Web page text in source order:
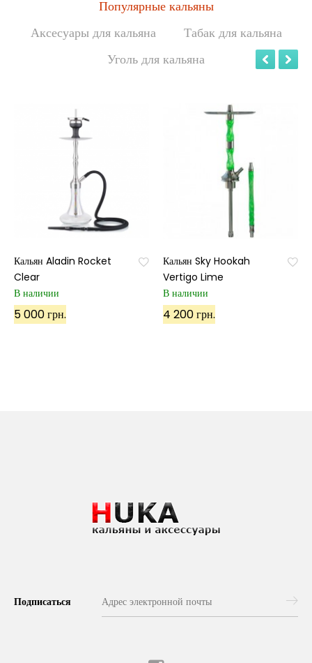
Популярные кальяны
Аксесуары для кальяна
Табак для кальяна
Уголь для кальяна
Кальян Aladin Rocket
Clear
В наличии
5 000 грн.
Кальян Sky Hookah
Vertigo Lime
В наличии
4 200 грн.
Подписаться